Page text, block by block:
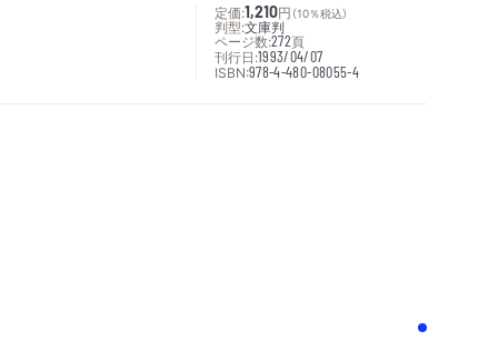
定価:1,210円 （10％税込）
判型:文庫判
ページ数:272頁
刊行日:1993/04/07
ISBN:978-4-480-08055-4